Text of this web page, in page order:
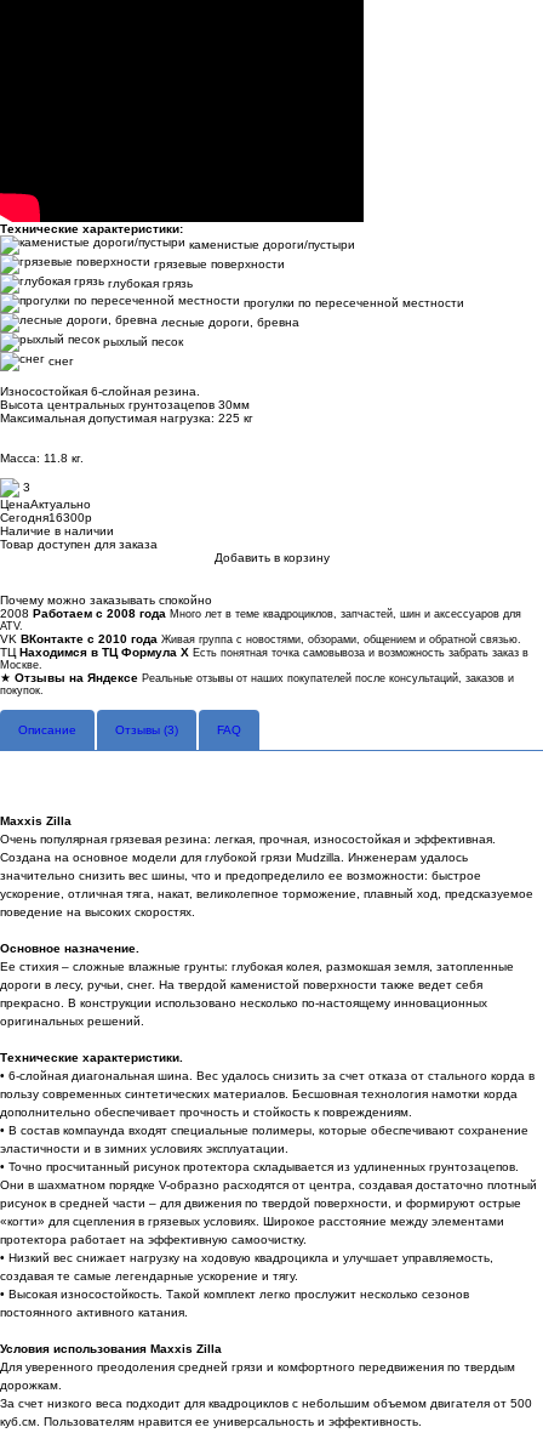
Технические характеристики:
каменистые дороги/пустыри
грязевые поверхности
глубокая грязь
прогулки по пересеченной местности
лесные дороги, бревна
рыхлый песок
снег
Износостойкая 6-слойная резина.
Высота центральных грунтозацепов 30мм
Максимальная допустимая нагрузка: 225 кг
Масса: 11.8 кг.
3
ЦенаАктуально
Сегодня16300p
Наличие в наличии
Товар доступен для заказа
Добавить в корзину
Почему можно заказывать спокойно
2008 Работаем с 2008 года Много лет в теме квадроциклов, запчастей, шин и аксессуаров для
ATV.
VK ВКонтакте с 2010 года Живая группа с новостями, обзорами, общением и обратной связью.
ТЦ Находимся в ТЦ Формула Х Есть понятная точка самовывоза и возможность забрать заказ в
Москве.
★ Отзывы на Яндексе Реальные отзывы от наших покупателей после консультаций, заказов и
покупок.
Описание Отзывы (3) FAQ
Maxxis Zilla
Очень популярная грязевая резина: легкая, прочная, износостойкая и эффективная.
Создана на основное модели для глубокой грязи Mudzilla. Инженерам удалось
значительно снизить вес шины, что и предопределило ее возможности: быстрое
ускорение, отличная тяга, накат, великолепное торможение, плавный ход, предсказуемое
поведение на высоких скоростях.
Основное назначение.
Ее стихия – сложные влажные грунты: глубокая колея, размокшая земля, затопленные
дороги в лесу, ручьи, снег. На твердой каменистой поверхности также ведет себя
прекрасно. В конструкции использовано несколько по-настоящему инновационных
оригинальных решений.
Технические характеристики.
• 6-слойная диагональная шина. Вес удалось снизить за счет отказа от стального корда в
пользу современных синтетических материалов. Бесшовная технология намотки корда
дополнительно обеспечивает прочность и стойкость к повреждениям.
• В состав компаунда входят специальные полимеры, которые обеспечивают сохранение
эластичности и в зимних условиях эксплуатации.
• Точно просчитанный рисунок протектора складывается из удлиненных грунтозацепов.
Они в шахматном порядке V-образно расходятся от центра, создавая достаточно плотный
рисунок в средней части – для движения по твердой поверхности, и формируют острые
«когти» для сцепления в грязевых условиях. Широкое расстояние между элементами
протектора работает на эффективную самоочистку.
• Низкий вес снижает нагрузку на ходовую квадроцикла и улучшает управляемость,
создавая те самые легендарные ускорение и тягу.
• Высокая износостойкость. Такой комплект легко прослужит несколько сезонов
постоянного активного катания.
Условия использования Maxxis Zilla
Для уверенного преодоления средней грязи и комфортного передвижения по твердым
дорожкам.
За счет низкого веса подходит для квадроциклов с небольшим объемом двигателя от 500
куб.см. Пользователям нравится ее универсальность и эффективность.